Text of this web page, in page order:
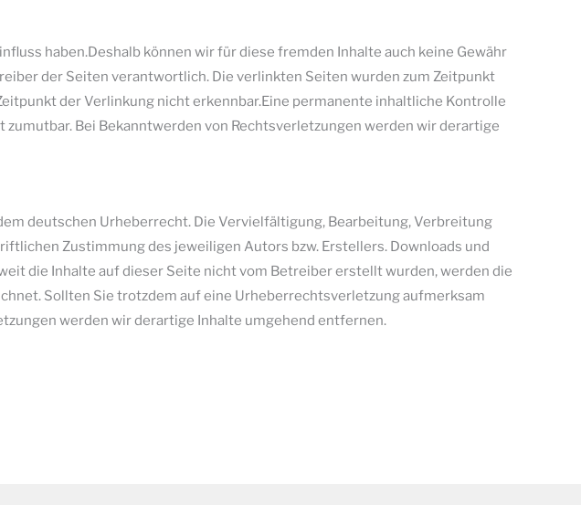
haben.Deshalb können wir für diese fremden Inhalte auch keine Gewähr
der Seiten verantwortlich. Die verlinkten Seiten wurden zum Zeitpunkt
der Verlinkung nicht erkennbar.Eine permanente inhaltliche Kontrolle
Bei Bekanntwerden von Rechtsverletzungen werden wir derartige
deutschen Urheberrecht. Die Vervielfältigung, Bearbeitung, Verbreitung
Zustimmung des jeweiligen Autors bzw. Erstellers. Downloads und
die Inhalte auf dieser Seite nicht vom Betreiber erstellt wurden, werden die
Sollten Sie trotzdem auf eine Urheberrechtsverletzung aufmerksam
werden wir derartige Inhalte umgehend entfernen.